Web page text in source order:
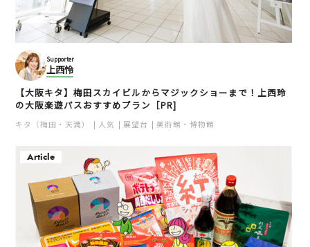
Supporter
上西怜
【大阪キタ】梅田スカイビルからマジックショーまで！上西玲
の大阪楽遊パスおすすめプラン［PR]
キタ（梅田・天満） 人気 展望台 美術館・博物館
Article